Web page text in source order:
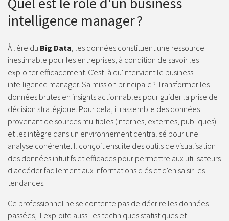
intelligence manager ?
À l'ère du Big Data, les données constituent une ressource
inestimable pour les entreprises, à condition de savoir les
exploiter efficacement. C'est là qu'intervient le business
intelligence manager. Sa mission principale ? Transformer les
données brutes en insights actionnables pour guider la prise de
décision stratégique. Pour cela, il rassemble des données
provenant de sources multiples (internes, externes, publiques)
et les intègre dans un environnement centralisé pour une
analyse cohérente. Il conçoit ensuite des outils de visualisation
des données intuitifs et efficaces pour permettre aux utilisateurs
d'accéder facilement aux informations clés et d'en saisir les
tendances.
Ce professionnel ne se contente pas de décrire les données
passées, il exploite aussi les techniques statistiques et